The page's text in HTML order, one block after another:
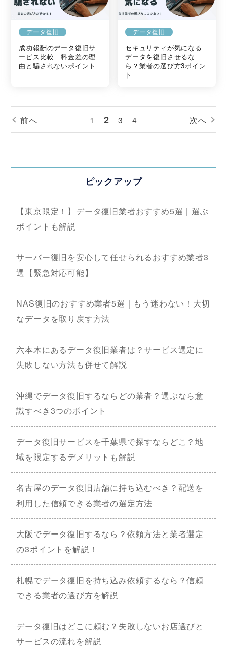
データ復旧
成功報酬のデータ復旧サ
ービス比較｜料金差の理
由と騙されないポイント
データ復旧
セキュリティが気になる
データを復旧させるな
ら？業者の選び方3ポイン
ト
前へ 1 2 3 4 次へ
ピックアップ
【東京限定！】データ復旧業者おすすめ5選｜選ぶ
ポイントも解説
サーバー復旧を安心して任せられるおすすめ業者3
選【緊急対応可能】
NAS復旧のおすすめ業者5選｜もう迷わない！大切
なデータを取り戻す方法
六本木にあるデータ復旧業者は？サービス選定に
失敗しない方法も併せて解説
沖縄でデータ復旧するならどの業者？選ぶなら意
識すべき3つのポイント
データ復旧サービスを千葉県で探すならどこ？地
域を限定するデメリットも解説
名古屋のデータ復旧店舗に持ち込むべき？配送を
利用した信頼できる業者の選定方法
大阪でデータ復旧するなら？依頼方法と業者選定
の3ポイントを解説！
札幌でデータ復旧を持ち込み依頼するなら？信頼
できる業者の選び方を解説
データ復旧はどこに頼む？失敗しないお店選びと
サービスの流れを解説